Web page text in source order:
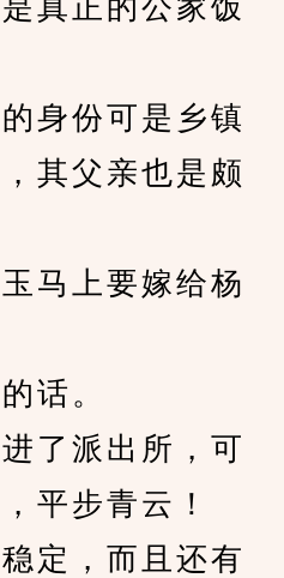
正的公家饭
份可是乡镇
其父亲也是颇
上要嫁给杨
话。
派出所，可
平步青云！
，而且还有